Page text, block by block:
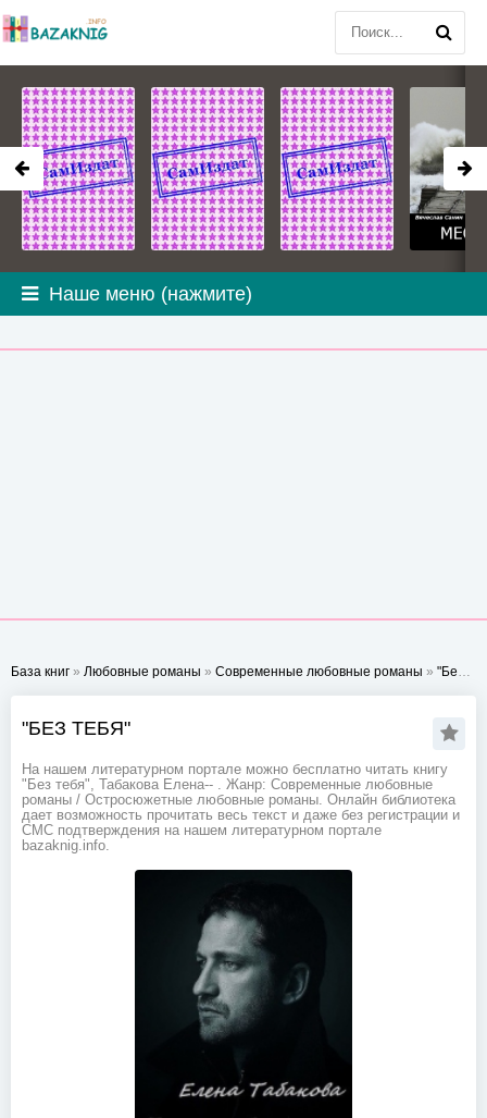
Наше меню (нажмите)
База книг » Любовные романы » Современные любовные романы » "Без тебя"
"БЕЗ ТЕБЯ"
На нашем литературном портале можно бесплатно читать книгу
"Без тебя", Табакова Елена-- . Жанр: Современные любовные
романы / Остросюжетные любовные романы. Онлайн библиотека
дает возможность прочитать весь текст и даже без регистрации и
СМС подтверждения на нашем литературном портале
bazaknig.info.